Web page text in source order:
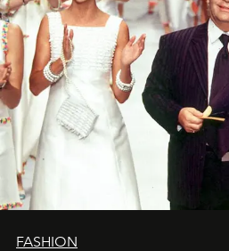
FASHION